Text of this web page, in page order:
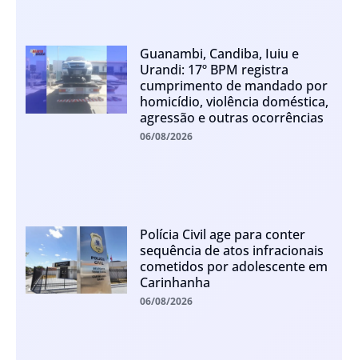
Guanambi, Candiba, Iuiu e
Urandi: 17º BPM registra
cumprimento de mandado por
homicídio, violência doméstica,
agressão e outras ocorrências
06/08/2026
Polícia Civil age para conter
sequência de atos infracionais
cometidos por adolescente em
Carinhanha
06/08/2026